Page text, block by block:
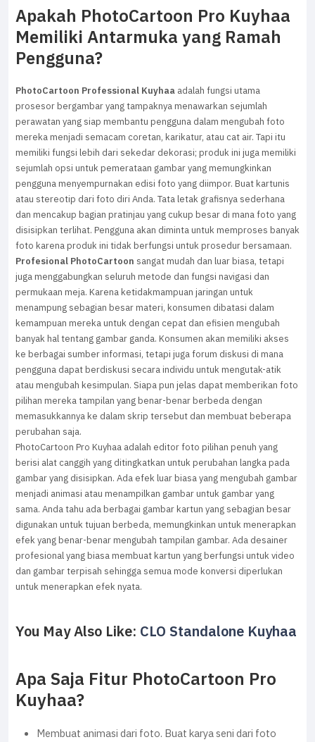
Apakah PhotoCartoon Pro Kuyhaa
Memiliki Antarmuka yang Ramah
Pengguna?
PhotoCartoon Professional Kuyhaa adalah fungsi utama
prosesor bergambar yang tampaknya menawarkan sejumlah
perawatan yang siap membantu pengguna dalam mengubah foto
mereka menjadi semacam coretan, karikatur, atau cat air. Tapi itu
memiliki fungsi lebih dari sekedar dekorasi; produk ini juga memiliki
sejumlah opsi untuk pemerataan gambar yang memungkinkan
pengguna menyempurnakan edisi foto yang diimpor. Buat kartunis
atau stereotip dari foto diri Anda. Tata letak grafisnya sederhana
dan mencakup bagian pratinjau yang cukup besar di mana foto yang
disisipkan terlihat. Pengguna akan diminta untuk memproses banyak
foto karena produk ini tidak berfungsi untuk prosedur bersamaan.
Profesional PhotoCartoon sangat mudah dan luar biasa, tetapi
juga menggabungkan seluruh metode dan fungsi navigasi dan
permukaan meja. Karena ketidakmampuan jaringan untuk
menampung sebagian besar materi, konsumen dibatasi dalam
kemampuan mereka untuk dengan cepat dan efisien mengubah
banyak hal tentang gambar ganda. Konsumen akan memiliki akses
ke berbagai sumber informasi, tetapi juga forum diskusi di mana
pengguna dapat berdiskusi secara individu untuk mengutak-atik
atau mengubah kesimpulan. Siapa pun jelas dapat memberikan foto
pilihan mereka tampilan yang benar-benar berbeda dengan
memasukkannya ke dalam skrip tersebut dan membuat beberapa
perubahan saja.
PhotoCartoon Pro Kuyhaa adalah editor foto pilihan penuh yang
berisi alat canggih yang ditingkatkan untuk perubahan langka pada
gambar yang disisipkan. Ada efek luar biasa yang mengubah gambar
menjadi animasi atau menampilkan gambar untuk gambar yang
sama. Anda tahu ada berbagai gambar kartun yang sebagian besar
digunakan untuk tujuan berbeda, memungkinkan untuk menerapkan
efek yang benar-benar mengubah tampilan gambar. Ada desainer
profesional yang biasa membuat kartun yang berfungsi untuk video
dan gambar terpisah sehingga semua mode konversi diperlukan
untuk menerapkan efek nyata.
You May Also Like: CLO Standalone Kuyhaa
Apa Saja Fitur PhotoCartoon Pro
Kuyhaa?
Membuat animasi dari foto. Buat karya seni dari foto